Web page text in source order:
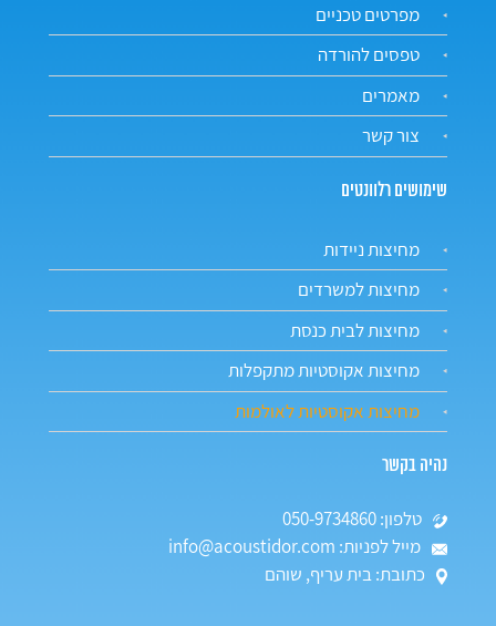
מפרטים טכניים
טפסים להורדה
מאמרים
צור קשר
שימושים רלוונטים
מחיצות ניידות
מחיצות למשרדים
מחיצות לבית כנסת
מחיצות אקוסטיות מתקפלות
מחיצות אקוסטיות לאולמות
נהיה בקשר
טלפון: 050-9734860
מייל לפניות: info@acoustidor.com
כתובת: בית עריף, שוהם